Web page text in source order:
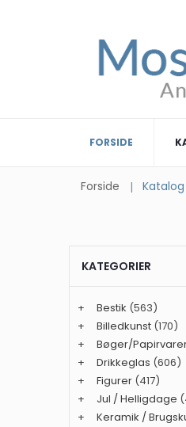
FORSIDE
Forside Katalog
KATEGORIER
+ Bestik (563)
+
Billedkunst (170)
+
Bøger/
+
Drikkeglas (606)
+
Figurer (417)
+
Jul / Helligdage
+
Keramik /